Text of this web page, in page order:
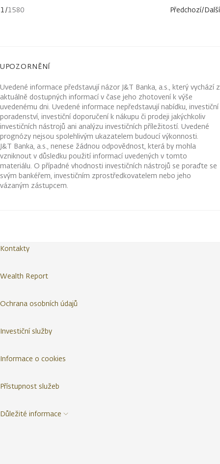
1/1580 Předchozí/Další
UPOZORNĚNÍ
Uvedené informace představují názor J&T Banka, a.s., který vychází z
aktuálně dostupných informací v čase jeho zhotovení k výše
uvedenému dni. Uvedené informace nepředstavují nabídku, investiční
poradenství, investiční doporučení k nákupu či prodeji jakýchkoliv
investičních nástrojů ani analýzu investičních příležitostí. Uvedené
prognózy nejsou spolehlivým ukazatelem budoucí výkonnosti.
J&T Banka, a.s., nenese žádnou odpovědnost, která by mohla
vzniknout v důsledku použití informací uvedených v tomto
materiálu. O případné vhodnosti investičních nástrojů se poraďte se
svým bankéřem, investičním zprostředkovatelem nebo jeho
vázaným zástupcem.
Kontakty
Wealth Report
Ochrana osobních údajů
Investiční služby
Informace o cookies
Přístupnost služeb
Důležité informace